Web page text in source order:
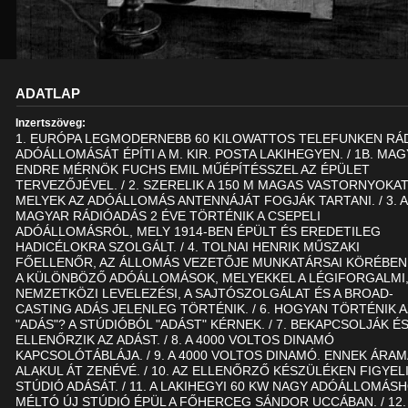
ADATLAP
Inzertszöveg:
1. EURÓPA LEGMODERNEBB 60 KILOWATTOS TELEFUNKEN
ADÓÁLLOMÁSÁT ÉPÍTI A M. KIR. POSTA LAKIHEGYEN. / 1B.
ENDRE MÉRNÖK FUCHS EMIL MŰÉPÍTÉSSZEL AZ ÉPÜLET
TERVEZŐJÉVEL. / 2. SZERELIK A 150 M MAGAS
MELYEK AZ ADÓÁLLOMÁS ANTENNÁJÁT FOGJÁK TARTANI. / 3. A
MAGYAR RÁDIÓADÁS 2 ÉVE TÖRTÉNIK A CSEPELI
ADÓÁLLOMÁSRÓL, MELY 1914-BEN ÉPÜLT ÉS EREDETILEG
HADICÉLOKRA SZOLGÁLT. / 4. TOLNAI HENRIK MŰSZAKI
FŐELLENŐR, AZ ÁLLOMÁS VEZETŐJE MUNKATÁRSAI
A KÜLÖNBÖZŐ ADÓÁLLOMÁSOK, MELYEKKEL A
NEMZETKÖZI LEVELEZÉSI, A SAJTÓSZOLGÁLAT ÉS A BROAD-
CASTING ADÁS JELENLEG TÖRTÉNIK. / 6. HOGYAN TÖRTÉNIK
"ADÁS"? A STÚDIÓBÓL "ADÁST" KÉRNEK. / 7. BEKAPCSOLJÁK
ELLENŐRZIK AZ ADÁST. / 8. A 4000 VOLTOS DINAMÓ
KAPCSOLÓTÁBLÁJA. / 9. A 4000 VOLTOS DINAMÓ. ENNEK
ALAKUL ÁT ZENÉVÉ. / 10. AZ ELLENŐRZŐ KÉSZÜLÉKEN
STÚDIÓ ADÁSÁT. / 11. A LAKIHEGYI 60 KW NAGY
MÉLTÓ ÚJ STÚDIÓ ÉPÜL A FŐHERCEG SÁNDOR UCCÁBAN. /